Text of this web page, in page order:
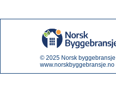
© 2025 Norsk byggebransje
www.norskbyggebransje.no